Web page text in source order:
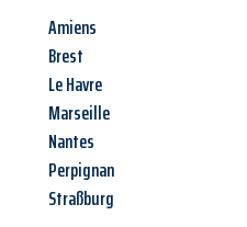
Amiens
Brest
Le Havre
Marseille
Nantes
Perpignan
Straßburg